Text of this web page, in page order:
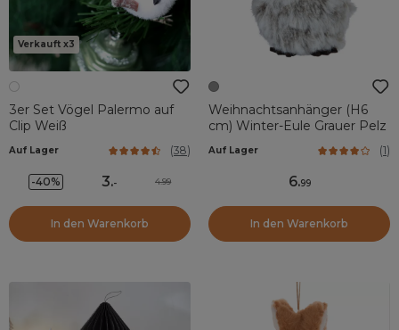
Verkauft x3
3er Set Vögel Palermo auf
Clip Weiß
Auf Lager (38)
-40% 3.- 4.99
In den Warenkorb
Weihnachtsanhänger (H6
cm) Winter-Eule Grauer Pelz
Auf Lager (1)
6.99
In den Warenkorb